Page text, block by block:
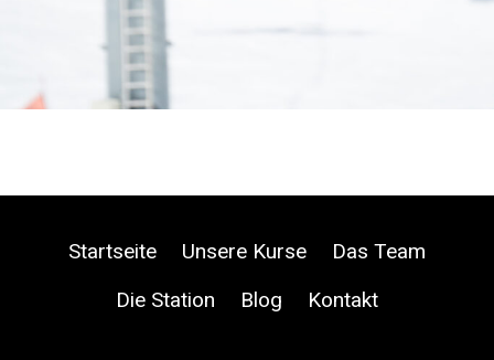
Startseite Unsere Kurse
Das Team
Die Station
Blog Kontakt